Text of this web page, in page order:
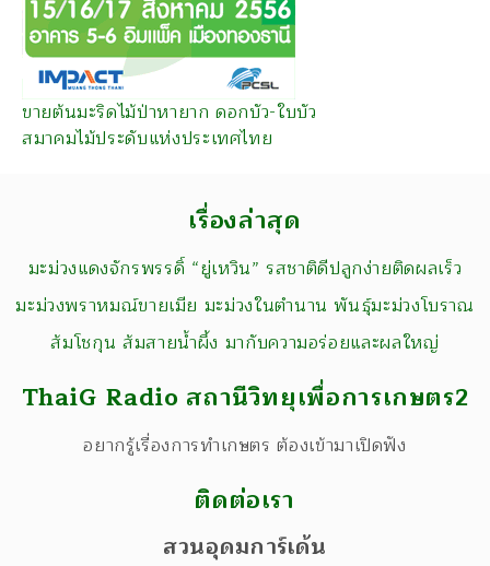
ขายต้นมะริดไม้ป่าหายาก ดอกบัว-ใบบัว
สมาคมไม้ประดับแห่งประเทศไทย
เรื่องล่าสุด
มะม่วงแดงจักรพรรดิ์ “ยู่เหวิน” รสชาติดีปลูกง่ายติดผลเร็ว
มะม่วงพราหมณ์ขายเมีย มะม่วงในตำนาน พันธุ์มะม่วงโบราณ
ส้มโชกุน ส้มสายน้ำผึ้ง มากับความอร่อยและผลใหญ่
ThaiG Radio สถานีวิทยุเพื่อการเกษตร2
อยากรู้เรื่องการทำเกษตร ต้องเข้ามาเปิดฟัง
ติดต่อเรา
สวนอุดมการ์เด้น